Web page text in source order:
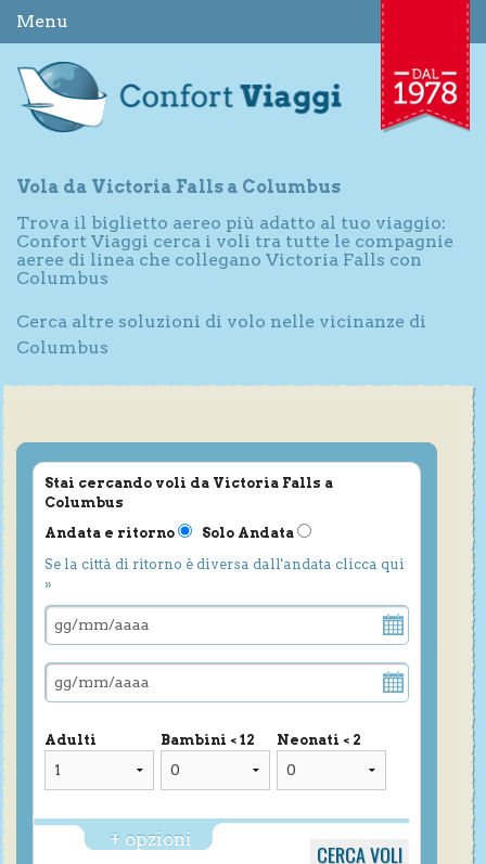
Menu
Vola da Victoria Falls a Columbus
Trova il biglietto aereo più adatto al tuo viaggio:
Confort Viaggi cerca i voli tra tutte le compagnie
aeree di linea che collegano Victoria Falls con
Columbus
Cerca altre soluzioni di volo nelle vicinanze di
Columbus
Stai cercando voli da Victoria Falls a
Columbus
Andata e ritorno
Solo Andata
Se la città di ritorno è diversa dall'andata clicca qui
»
Adulti Bambini < 12 Neonati < 2
+ opzioni